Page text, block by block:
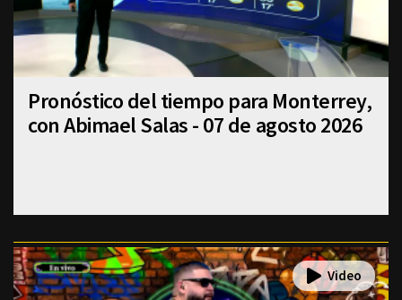
Pronóstico del tiempo para Monterrey,
con Abimael Salas - 07 de agosto 2026